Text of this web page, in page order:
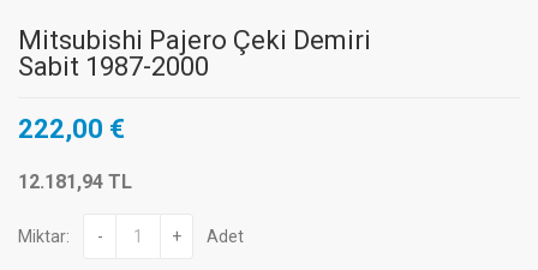
Mitsubishi Pajero Çeki Demiri
Sabit 1987-2000
222,00 €
12.181,94 TL
Miktar: - + Adet